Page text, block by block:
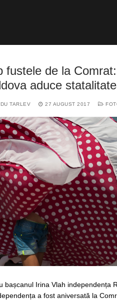
după:
fustele de la
aduce
TARLEV 27 AUGUST 2017
bașcanul Irina Vlah independența
a fost aniversată la